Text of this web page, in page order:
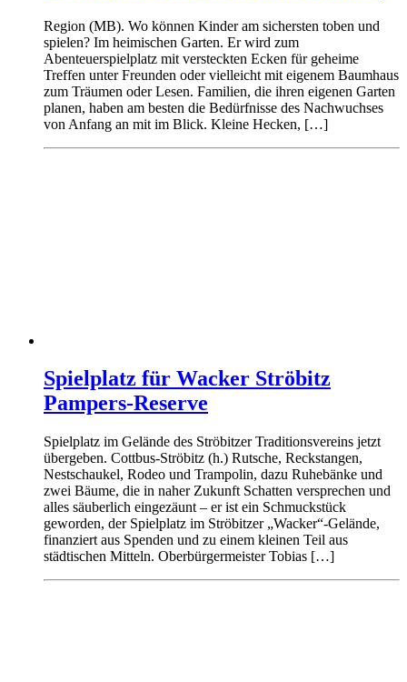
Region (MB). Wo können Kinder am sichersten toben und
spielen? Im heimischen Garten. Er wird zum
Abenteuerspielplatz mit versteckten Ecken für geheime
Treffen unter Freunden oder vielleicht mit eigenem Baumhaus
zum Träumen oder Lesen. Familien, die ihren eigenen Garten
planen, haben am besten die Bedürfnisse des Nachwuchses
von Anfang an mit im Blick. Kleine Hecken, […]
Spielplatz für Wacker Ströbitz
Pampers-Reserve
Spielplatz im Gelände des Ströbitzer Traditionsvereins jetzt
übergeben. Cottbus-Ströbitz (h.) Rutsche, Reckstangen,
Nestschaukel, Rodeo und Trampolin, dazu Ruhebänke und
zwei Bäume, die in naher Zukunft Schatten versprechen und
alles säuberlich eingezäunt – er ist ein Schmuckstück
geworden, der Spielplatz im Ströbitzer „Wacker“-Gelände,
finanziert aus Spenden und zu einem kleinen Teil aus
städtischen Mitteln. Oberbürgermeister Tobias […]